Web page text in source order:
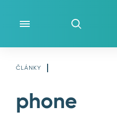
ČO ROBÍME
O NÁS
ČLÁNKY
phone